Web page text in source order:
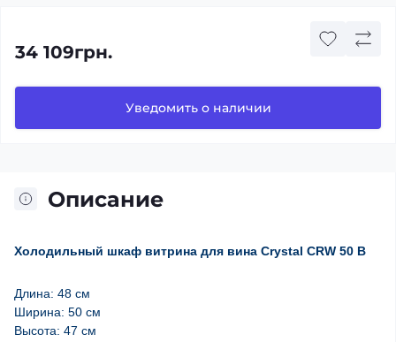
34 109грн.
Уведомить о наличии
Описание
Холодильный шкаф витрина для вина Crystal CRW 50 B
Длина: 48 см
Ширина: 50 см
Высота: 47 см